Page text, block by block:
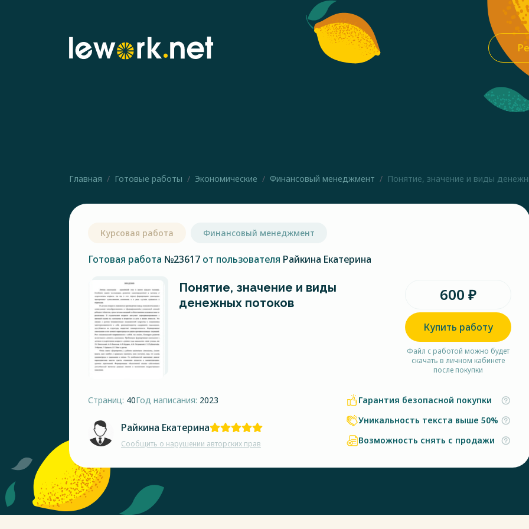
Главная Готовые работы Экономические Финансовый менеджмент Понятие, значение и виды
Курсовая работа Финансовый менеджмент
Готовая работа №23617 от пользователя Райкина Екатерина
Понятие, значение и виды
денежных потоков
600 ₽
Купить работу
Файл с работой можно будет
скачать в личном кабинете
после покупки
Страниц: 40Год написания: 2023
Райкина Екатерина
Сообщить о нарушении авторских прав
Гарантия безопасной покупки
Уникальность текста выше 50%
Возможность снять с продажи